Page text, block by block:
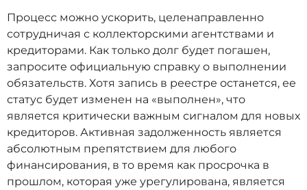
Процесс можно ускорить, целенаправленно
сотрудничая с коллекторскими агентствами и
кредиторами. Как только долг будет погашен,
запросите официальную справку о выполнении
обязательств. Хотя запись в реестре останется, ее
статус будет изменен на «выполнен», что
является критически важным сигналом для новых
кредиторов. Активная задолженность является
абсолютным препятствием для любого
финансирования, в то время как просрочка в
прошлом, которая уже урегулирована, является